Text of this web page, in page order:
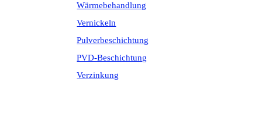
Wärmebehandlung
Vernickeln
Pulverbeschichtung
PVD-Beschichtung
Verzinkung